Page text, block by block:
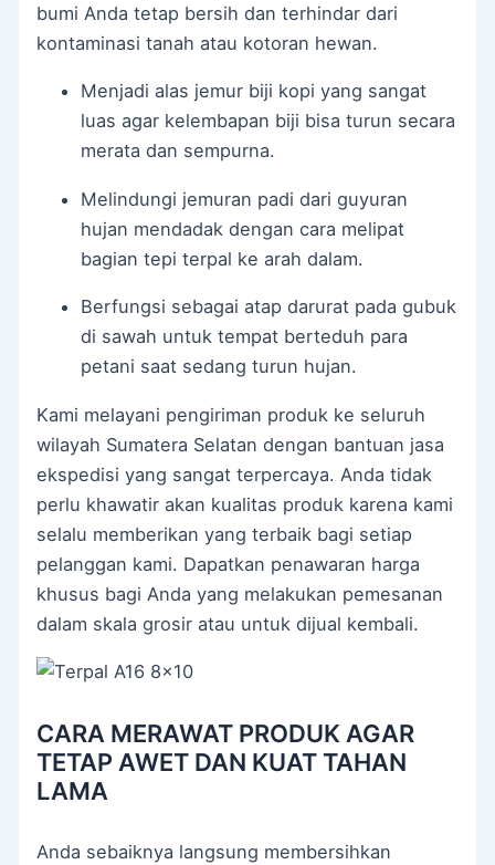
bumi Anda tetap bersih dan terhindar dari
kontaminasi tanah atau kotoran hewan.
Menjadi alas jemur biji kopi yang sangat
luas agar kelembapan biji bisa turun secara
merata dan sempurna.
Melindungi jemuran padi dari guyuran
hujan mendadak dengan cara melipat
bagian tepi terpal ke arah dalam.
Berfungsi sebagai atap darurat pada gubuk
di sawah untuk tempat berteduh para
petani saat sedang turun hujan.
Kami melayani pengiriman produk ke seluruh
wilayah Sumatera Selatan dengan bantuan jasa
ekspedisi yang sangat terpercaya. Anda tidak
perlu khawatir akan kualitas produk karena kami
selalu memberikan yang terbaik bagi setiap
pelanggan kami. Dapatkan penawaran harga
khusus bagi Anda yang melakukan pemesanan
dalam skala grosir atau untuk dijual kembali.
CARA MERAWAT PRODUK AGAR
TETAP AWET DAN KUAT TAHAN
LAMA
Anda sebaiknya langsung membersihkan